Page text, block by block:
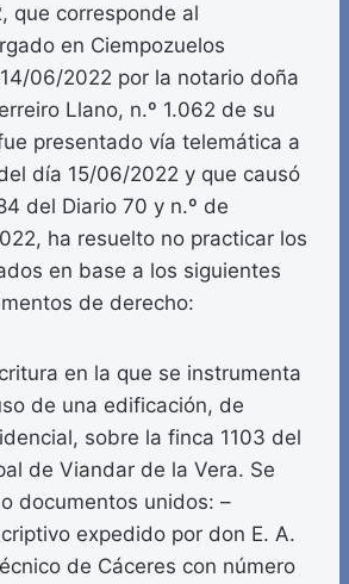
que corresponde al
en Ciempozuelos
06/2022 por la notario doña
Llano, n.º 1.062 de su
presentado vía telemática a
día 15/06/2022 y que causó
del Diario 70 y n.º de
ha resuelto no practicar los
en base a los siguientes
de derecho:
en la que se instrumenta
de una edificación, de
sobre la finca 1103 del
de Viandar de la Vera. Se
documentos unidos: –
expedido por don E. A.
de Cáceres con número